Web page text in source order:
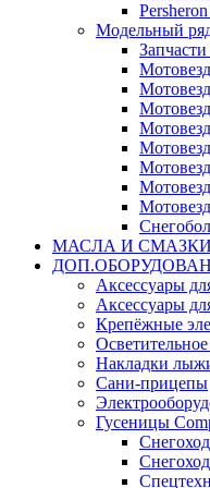
Модельный
МАСЛА И СМАЗКИ
Аксессуары
Аксессуары
Крепёжные
Накладки
Сани-прицепы
Гусеницы